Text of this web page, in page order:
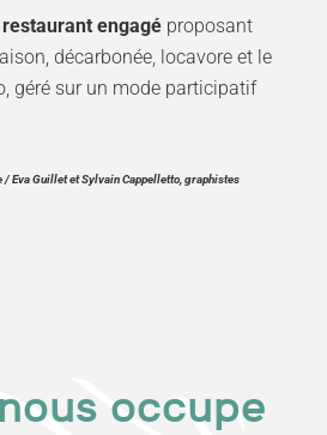
restaurant engagéproposant
décarbonée, locavore et le
géré sur un mode participatif
/ Eva Guillet et Sylvain Cappelletto, graphistes
occupe